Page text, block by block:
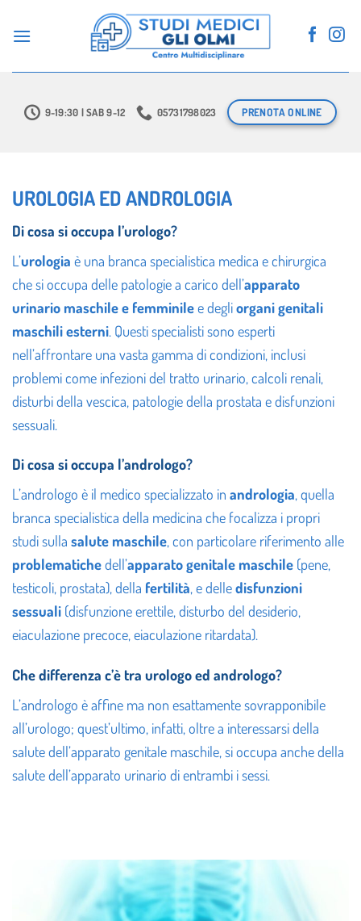
9-19:30 | SAB 9-12 05731798023 PRENOTA ONLINE
UROLOGIA ED ANDROLOGIA
Di cosa si occupa l’urologo?
L’urologia è una branca specialistica medica e chirurgica
che si occupa delle patologie a carico dell’apparato
urinario maschile e femminilee degliorgani genitali
maschili esterni . Questi specialisti sono esperti
nell’affrontare una vasta gamma di condizioni, inclusi
problemi come infezioni del tratto urinario, calcoli renali,
disturbi della vescica, patologie della prostata e disfunzioni
sessuali.
Di cosa si occupa l’andrologo?
L’andrologo è il medico specializzato in andrologia, quella
branca specialistica della medicina che focalizza i propri
studi sulla salute maschile, con particolare riferimento alle
problematichedell’apparato genitale maschile (pene,
testicoli, prostata), della fertilità, e delledisfunzioni
sessuali (disfunzione erettile, disturbo del desiderio,
eiaculazione precoce, eiaculazione ritardata).
Che differenza c’è tra urologo ed andrologo?
L’andrologo è affine ma non esattamente sovrapponibile
all’urologo; quest’ultimo, infatti, oltre a interessarsi della
salute dell’apparato genitale maschile, si occupa anche della
salute dell’apparato urinario di entrambi i sessi.